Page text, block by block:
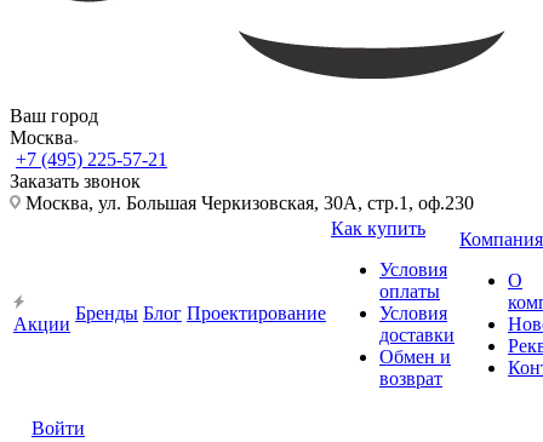
Ваш город
Москва
+7 (495) 225-57-21
Заказать звонок
Москва, ул. Большая Черкизовская, 30А, стр.1, оф.230
Акции
Бренды Блог Проектирование
Как купить
Условия
оплаты
Условия
доставки
Обмен и
возврат
Компания
О
Войти